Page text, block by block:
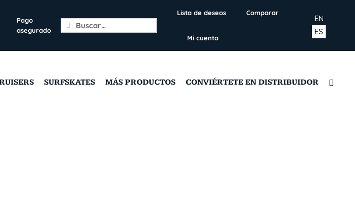
Pago
asegurado
Search
for:
Lista de deseos Comparar
Mi cuenta
ES
EN
SURFSKATES MÁS PRODUCTOS CONVIÉRTETE EN DISTRIBUIDOR